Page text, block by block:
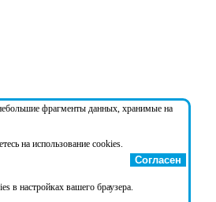
фрагменты данных, хранимые на
на использование cookies.
Согласен
в настройках вашего браузера.